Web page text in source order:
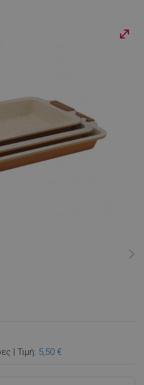
| Τιμή: 5,50 €